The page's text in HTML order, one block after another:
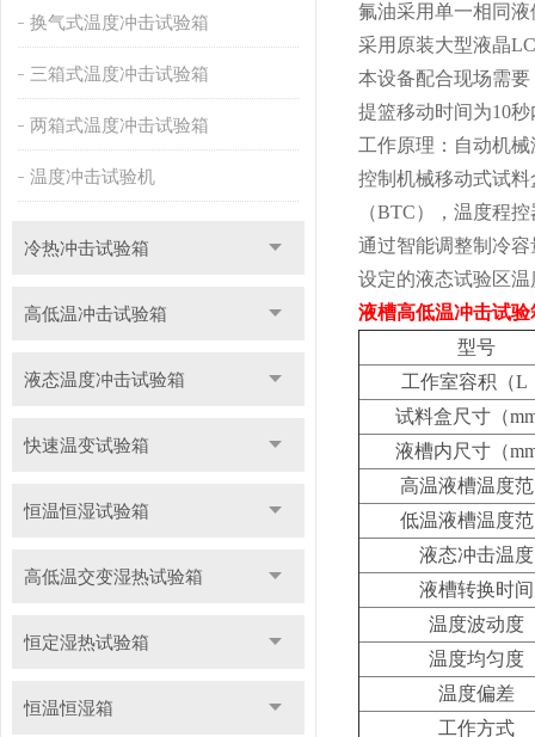
换气式温度冲击试验箱
三箱式温度冲击试验箱
两箱式温度冲击试验箱
温度冲击试验机
冷热冲击试验箱
高低温冲击试验箱
液态温度冲击试验箱
快速温变试验箱
恒温恒湿试验箱
高低温交变湿热试验箱
恒定湿热试验箱
恒温恒湿箱
氟油采用单一相同
采用原装大型液晶
本设备配合现场需
提篮移动时间为10秒
工作原理：自动机
控制机械移动式试
（BTC），温度程
通过智能调整制冷
设定的液态试验区
液槽高低温冲击试验
型号
工作室容积（L
试料盒尺寸（
液槽内尺寸（
高温液槽温度
低温液槽温度
液态冲击温度
液槽转换时间
温度波动度
温度均匀度
温度偏差
工作方式